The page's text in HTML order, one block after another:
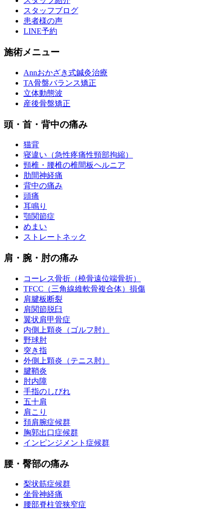
スタッフブログ
患者様の声
LINE予約
施術メニュー
Annおかざき式鍼灸治療
TA骨盤バランス矯正
立体動態波
産後骨盤矯正
頭・首・背中の痛み
猫背
寝違い（急性疼痛性頸部拘縮）
頸椎・腰椎の椎間板ヘルニア
肋間神経痛
背中の痛み
頭痛
耳鳴り
顎関節症
めまい
ストレートネック
肩・腕・肘の痛み
コーレス骨折（橈骨遠位端骨折）
TFCC（三角線維軟骨複合体）損傷
肩腱板断裂
肩関節脱臼
翼状肩甲骨症
内側上顆炎（ゴルフ肘）
野球肘
突き指
外側上顆炎（テニス肘）
腱鞘炎
肘内障
手指のしびれ
五十肩
肩こり
頚肩腕症候群
胸郭出口症候群
インピンジメント症候群
腰・臀部の痛み
梨状筋症候群
坐骨神経痛
腰部脊柱管狭窄症